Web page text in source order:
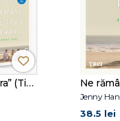
Pachet Seria „Vara” (Tie-In) – Jenny Han
Jenny Han
38.5 lei